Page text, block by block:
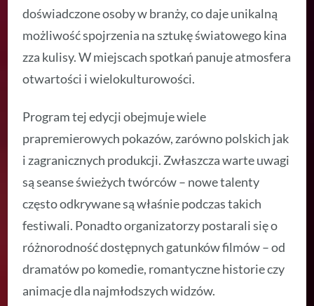
doświadczone osoby w branży, co daje unikalną
możliwość spojrzenia na sztukę światowego kina
zza kulisy. W miejscach spotkań panuje atmosfera
otwartości i wielokulturowości.
Program tej edycji obejmuje wiele
prapremierowych pokazów, zarówno polskich jak
i zagranicznych produkcji. Zwłaszcza warte uwagi
są seanse świeżych twórców – nowe talenty
często odkrywane są właśnie podczas takich
festiwali. Ponadto organizatorzy postarali się o
różnorodność dostępnych gatunków filmów – od
dramatów po komedie, romantyczne historie czy
animacje dla najmłodszych widzów.